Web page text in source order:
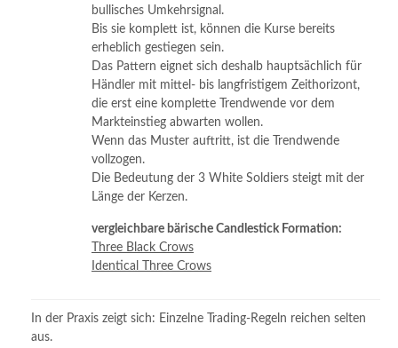
bullisches Umkehrsignal.
Bis sie komplett ist, können die Kurse bereits
erheblich gestiegen sein.
Das Pattern eignet sich deshalb hauptsächlich für
Händler mit mittel- bis langfristigem Zeithorizont,
die erst eine komplette Trendwende vor dem
Markteinstieg abwarten wollen.
Wenn das Muster auftritt, ist die Trendwende
vollzogen.
Die Bedeutung der 3 White Soldiers steigt mit der
Länge der Kerzen.
vergleichbare bärische Candlestick Formation:
Three Black Crows
Identical Three Crows
In der Praxis zeigt sich: Einzelne Trading-Regeln reichen selten
aus.